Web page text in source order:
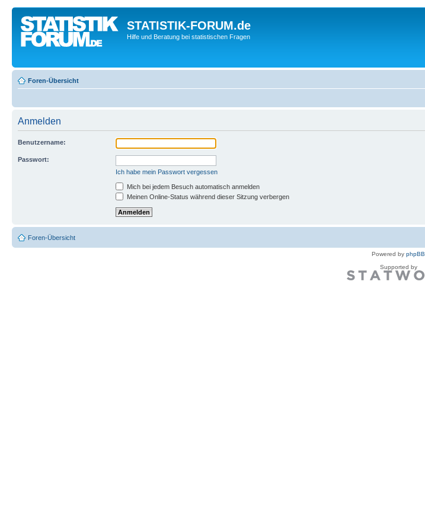
STATISTIK-FORUM.de
Hilfe und Beratung bei statistischen Fragen
Foren-Übersicht
Anmelden
Benutzername:
Passwort:
Ich habe mein Passwort vergessen
Mich bei jedem Besuch automatisch anmelden
Meinen Online-Status während dieser Sitzung verbergen
Foren-Übersicht
Powered by phpBB
Supported by